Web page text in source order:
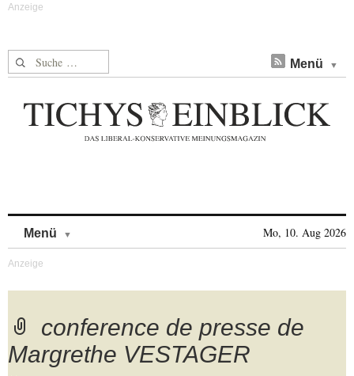
Suche nach: Menü
Menü Mo, 10. Aug 2026
conference de presse de
Margrethe VESTAGER